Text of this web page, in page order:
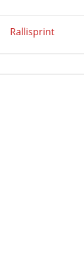
Rallisprint